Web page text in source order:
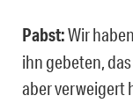
Pabst:Wir
ihn gebeten,
aber verweigert